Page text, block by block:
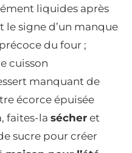
liquides après
le signe d’un manque
du four ;
cuisson
manquant de
écorce épuisée
faites-la sécher et
sucre pour créer